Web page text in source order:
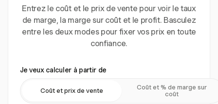
Entrez le coût et le prix de vente pour voir le taux
de marge, la marge sur coût et le profit. Basculez
entre les deux modes pour fixer vos prix en toute
confiance.
Je veux calculer à partir de
Coût et prix de vente
Coût et % de marge sur
coût